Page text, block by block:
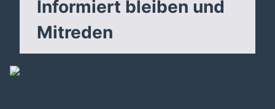
Informiert bleiben und
Mitreden